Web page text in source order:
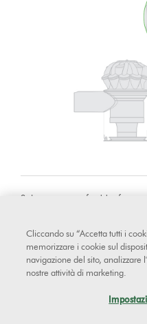
Solo con acqua fredda, far
Cliccando su “Accetta tutti i
memorizzare i cookie sul
navigazione del sito, analizzare
nostre attività di marketing.